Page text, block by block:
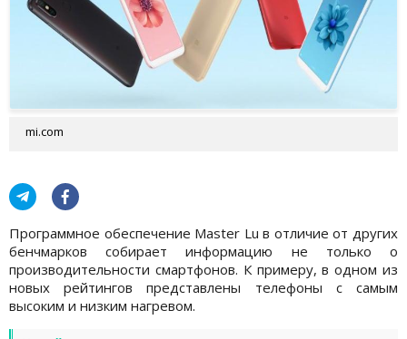
mi.com
Программное обеспечение Master Lu в отличие от других
бенчмарков собирает информацию не только о
производительности смартфонов. К примеру, в одном из
новых рейтингов представлены телефоны с самым
высоким и низким нагревом.